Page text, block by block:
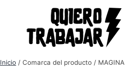
Inicio / Comarca del producto / MAGINA